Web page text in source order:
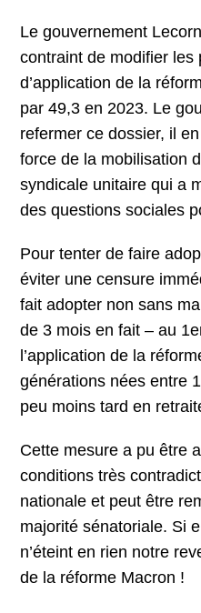
Le gouvernement
contraint de modifier les
d’application de la
par 49,3 en 2023. Le
refermer ce dossier, il
force de la mobilisation
syndicale unitaire qui a
des questions sociales
Pour tenter de faire
éviter une censure
fait adopter non sans
de 3 mois en fait – au
l’application de la
générations nées entre
peu moins tard en
Cette mesure a pu être
conditions très
nationale et peut être
majorité sénatoriale. Si
n’éteint en rien notre
de la réforme Macron !